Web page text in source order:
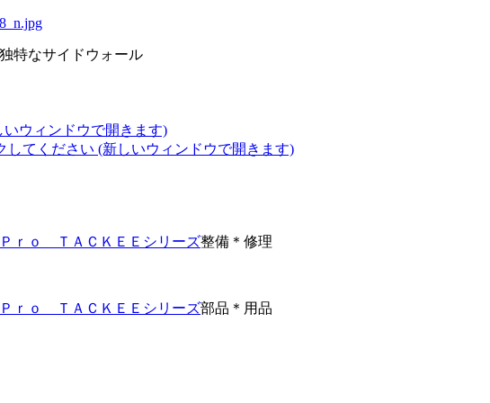
特なサイドウォール
いウィンドウで開きます)
してください (新しいウィンドウで開きます)
ｒｏ ＴＡＣＫＥＥシリーズ整備＊修理
ｒｏ ＴＡＣＫＥＥシリーズ部品＊用品